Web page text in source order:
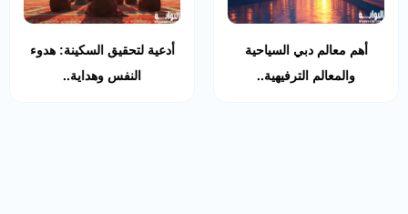
أهم معالم دبي السياحية
والمعالم الترفيهية..
أدعية لتحقيق السكينة: هدوء
النفس وهداية..